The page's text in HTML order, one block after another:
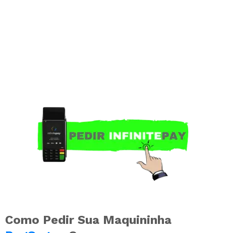
Como Pedir Sua Maquininha